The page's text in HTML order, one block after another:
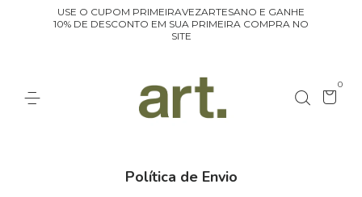
USE O CUPOM PRIMEIRAVEZARTESANO E GANHE
10% DE DESCONTO EM SUA PRIMEIRA COMPRA NO
SITE
0
Política de Envio